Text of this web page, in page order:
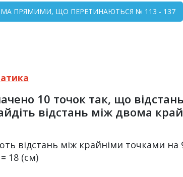
ПРЯМИМИ, ЩО ПЕРЕТИНАЮТЬСЯ № 113 - 137
10 точок так, що
відстань між двома
відстань між крайніми точками на
18 (см)